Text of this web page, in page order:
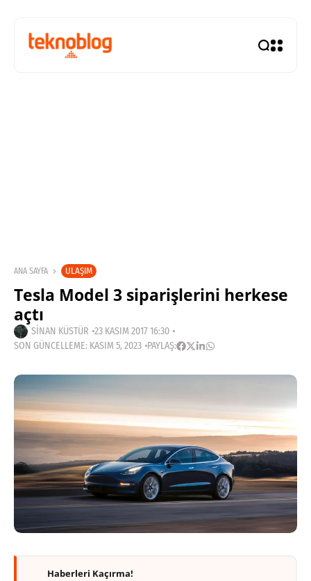
ANA SAYFA ULAŞIM
Tesla Model 3 siparişlerini herkese
açtı
SINAN KÜSTÜR 23 KASIM 2017 16:30
SON GÜNCELLEME: KASIM 5, 2023 PAYLAŞ:
Haberleri Kaçırma!